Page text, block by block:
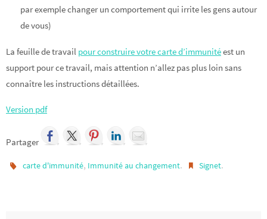
par exemple changer un comportement qui irrite les gens autour
de vous)
La feuille de travail pour construire votre carte d’immunitéest un
support pour ce travail, mais attention n’allez pas plus loin sans
connaître les instructions détaillées.
Version pdf
Partager
carte d'immunité, Immunité au changement. Signet.